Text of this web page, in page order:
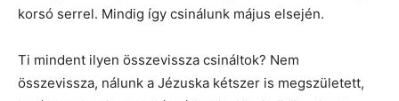
korsó serrel. Mindig így csinálunk május elsején.
Ti mindent ilyen összevissza csináltok? Nem
összevissza, nálunk a Jézuska kétszer is megszületett,